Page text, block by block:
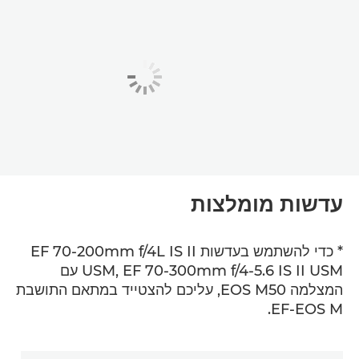
עדשות מומלצות
* כדי להשתמש בעדשות EF 70-200mm f/4L IS II
USM, EF 70-300mm f/4-5.6 IS II USM עם
המצלמה EOS M50, עליכם להצטייד במתאם התושבת
EF-EOS M.